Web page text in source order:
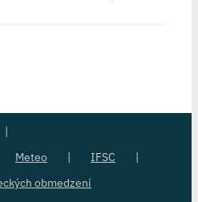
Meteo
IFSC
obmedzení